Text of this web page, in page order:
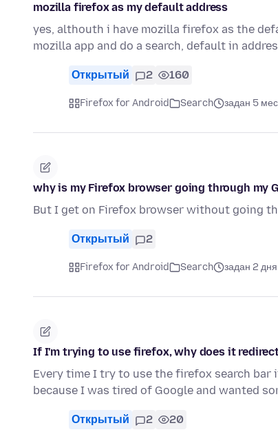
mozilla firefox as my default address
yes, althouth i have mozilla firefox as the
mozilla app and do a search, default in
Открытый 2 160
Firefox for Android Search задан 5
why is my Firefox browser going through my
But I get on Firefox browser without going
Открытый 2
Firefox for Android Search задан 2
If I'm trying to use firefox, why does it
Every time I try to use the firefox search
because I was tired of Google and wanted
Открытый 2 20